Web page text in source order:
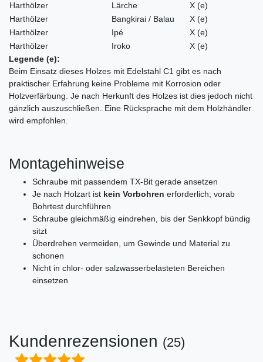
Harthölzer
Lärche
X (e)
Harthölzer
Bangkirai / Balau
X (e)
Harthölzer
Ipé
X (e)
Harthölzer
Iroko
X (e)
Legende (e):
Beim Einsatz dieses Holzes mit Edelstahl C1 gibt es nach
praktischer Erfahrung keine Probleme mit Korrosion oder
Holzverfärbung. Je nach Herkunft des Holzes ist dies jedoch nicht
gänzlich auszuschließen. Eine Rücksprache mit dem Holzhändler
wird empfohlen.
Montagehinweise
Schraube mit passendem TX-Bit gerade ansetzen
Je nach Holzart ist kein Vorbohren erforderlich; vorab
Bohrtest durchführen
Schraube gleichmäßig eindrehen, bis der Senkkopf bündig
sitzt
Überdrehen vermeiden, um Gewinde und Material zu
schonen
Nicht in chlor- oder salzwasserbelasteten Bereichen
einsetzen
Kundenrezensionen (25)